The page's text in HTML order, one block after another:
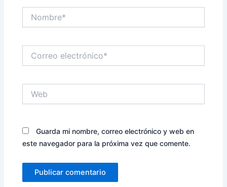
electrónico*
Guarda mi nombre, correo electrónico y web en
este navegador para la próxima vez que comente.